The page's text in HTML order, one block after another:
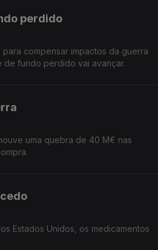
perdido
compensar impactos da guerra
de fundo perdido vai avançar.
uma quebra de 40 M€ nas
Estados Unidos, os medicamentos